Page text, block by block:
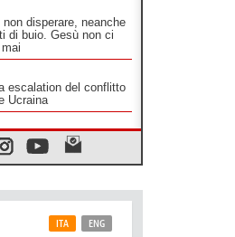
non disperare, neanche
di buio. Gesù non ci
escalation del conflitto
Ucraina
Leone, un convegno
mezzo e l'algoritmo"
alle frontiere per i
dall'Italia